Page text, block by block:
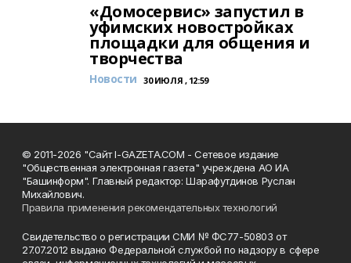
«Домосервис» запустил в
уфимских новостройках
площадки для общения и
творчества
Новости 30 ИЮЛЯ , 12:59
© 2011-2026 "Сайт I-GAZETA.COM - Сетевое издание
"Общественная электронная газета" учреждена АО ИА
"Башинформ". Главный редактор: Шарафутдинов Руслан
Михайлович.
Правила применения рекомендательных технологий
Свидетельство о регистрации СМИ № ФС77-50803 от
27.07.2012 выдано Федеральной службой по надзору в сфере